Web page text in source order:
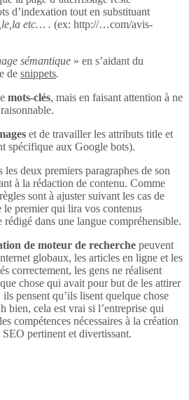
d’indexation tout en substituant
etc… . (ex: http://…com/avis-
sémantique » en s’aidant du
de snippets.
mots-clés, mais en faisant attention à ne
et de travailler les attributs title et
spécifique aux Google bots).
deux premiers paragraphes de son
à la rédaction de contenu. Comme
sont à ajuster suivant les cas de
le premier qui lira vos contenus
dans une langue compréhensible.
de moteur de recherche peuvent
globaux, les articles en ligne et les
correctement, les gens ne réalisent
chose qui avait pour but de les attirer
pensent qu’ils lisent quelque chose
bien, cela est vrai si l’entreprise qui
compétences nécessaires à la création
pertinent et divertissant.